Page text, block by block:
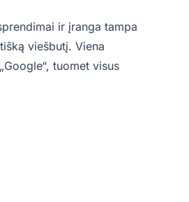
ir įranga tampa
viešbutį. Viena
tuomet visus